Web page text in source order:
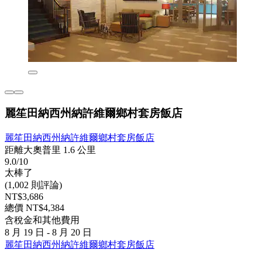
麗笙田納西州納許維爾鄉村套房飯店
麗笙田納西州納許維爾鄉村套房飯店
距離大奧普里 1.6 公里
9.0/10
太棒了
(1,002 則評論)
NT$3,686
總價 NT$4,384
含稅金和其他費用
8 月 19 日 - 8 月 20 日
麗笙田納西州納許維爾鄉村套房飯店